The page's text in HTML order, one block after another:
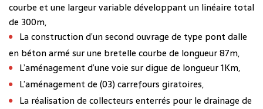
courbe et une largeur variable développant un linéaire total
de 300m,
La construction d’un second ouvrage de type pont dalle
en béton armé sur une bretelle courbe de longueur 87m,
L’aménagement d’une voie sur digue de longueur 1Km,
L’aménagement de (03) carrefours giratoires,
La réalisation de collecteurs enterrés pour le drainage de